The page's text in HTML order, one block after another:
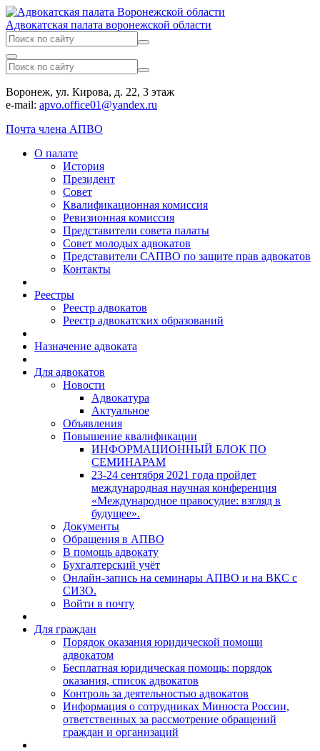
Адвокатская палата воронежской области
Воронеж, ул. Кирова, д. 22, 3 этаж
e-mail: apvo.office01@yandex.ru
Почта члена АПВО
О палате
История
Президент
Совет
Квалификационная комиссия
Ревизионная комиссия
Представители совета палаты
Совет молодых адвокатов
Представители САПВО по защите прав адвокатов
Контакты
Реестры
Реестр адвокатов
Реестр адвокатских образований
Назначение адвоката
Для адвокатов
Новости
Адвокатура
Актуальное
Объявления
Повышение квалификации
ИНФОРМАЦИОННЫЙ БЛОК ПО
СЕМИНАРАМ
23-24 сентября 2021 года пройдет
международная научная конференция
«Международное правосудие: взгляд в
будущее».
Документы
Обращения в АПВО
В помощь адвокату
Бухгалтерский учёт
Онлайн-запись на семинары АПВО и на ВКС с
СИЗО.
Войти в почту
Для граждан
Порядок оказания юридической помощи
адвокатом
Бесплатная юридическая помощь: порядок
оказания, список адвокатов
Контроль за деятельностью адвокатов
Информация о сотрудниках Минюста России,
ответственных за рассмотрение обращений
граждан и организаций